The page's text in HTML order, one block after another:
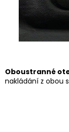
Oboustranné
nakládání z obou